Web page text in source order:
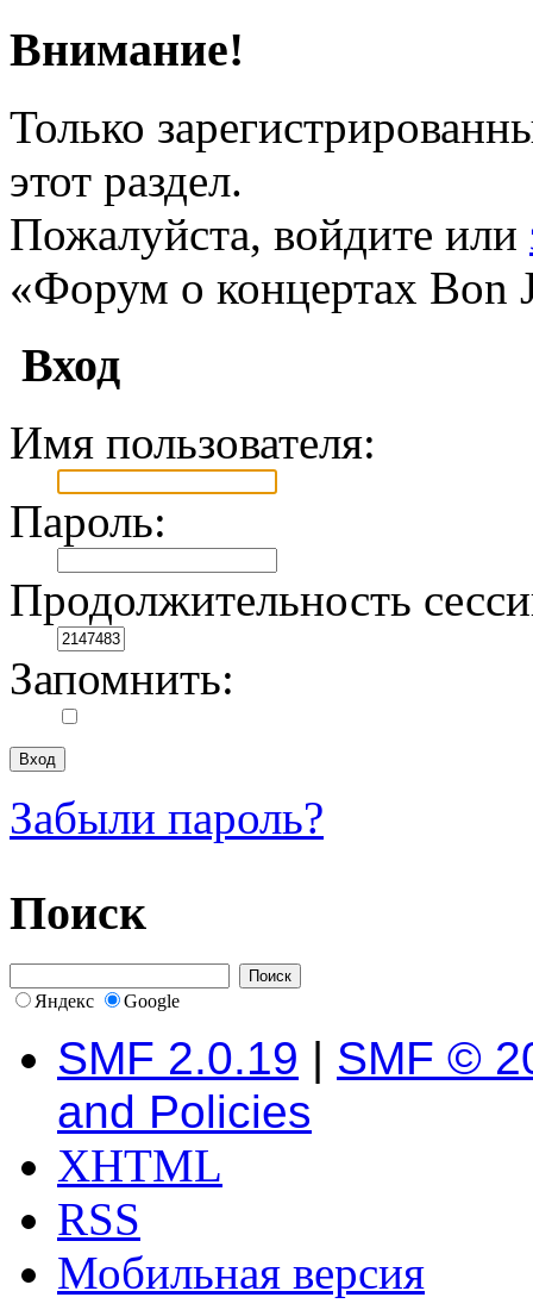
Внимание!
Только
этот раздел.
Пожалуйста, войдите или
«Форум о концертах Bon
Вход
Имя пользователя:
Пароль:
Продолжительность
Запомнить:
Забыли пароль?
Поиск
Яндекс Google
SMF 2.0.19 | SMF ©
and Policies
XHTML
RSS
Мобильная версия